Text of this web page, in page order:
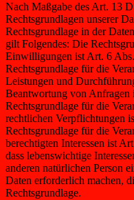
Nach Maßgabe des Art. 13
Rechtsgrundlagen unserer
Rechtsgrundlage in der
gilt Folgendes: Die
Einwilligungen ist Art. 6
Rechtsgrundlage für die
Leistungen und
Beantwortung von
Rechtsgrundlage für die
rechtlichen Verpflichtungen
Rechtsgrundlage für die
berechtigten Interessen ist
dass lebenswichtige
anderen natürlichen Person
Daten erforderlich machen,
Rechtsgrundlage.